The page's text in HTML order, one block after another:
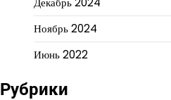
Ноябрь 2024
Июнь 2022
Рубрики